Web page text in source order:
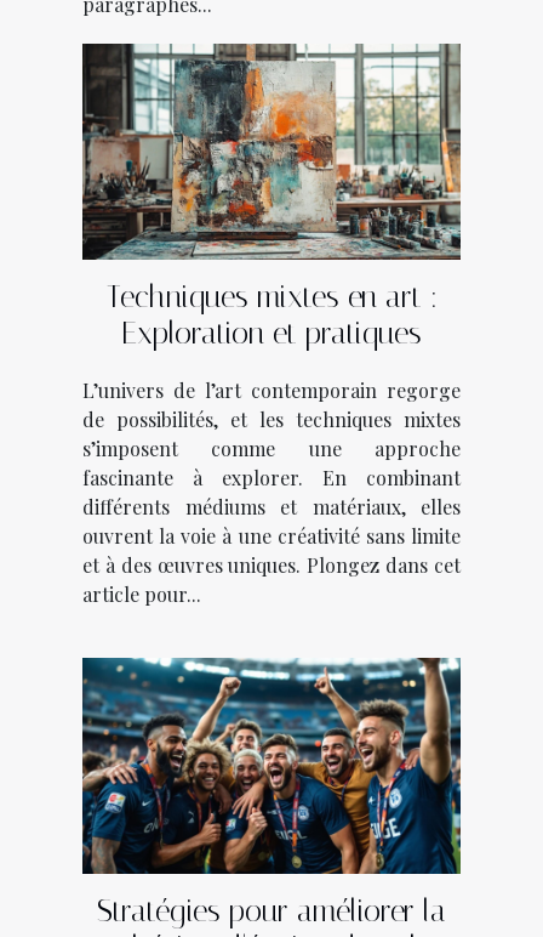
Techniques mixtes en art :
Exploration et pratiques
L’univers de l’art contemporain regorge
de possibilités, et les techniques mixtes
s’imposent comme une approche
fascinante à explorer. En combinant
différents médiums et matériaux, elles
ouvrent la voie à une créativité sans limite
et à des œuvres uniques. Plongez dans cet
article pour...
Stratégies pour améliorer la